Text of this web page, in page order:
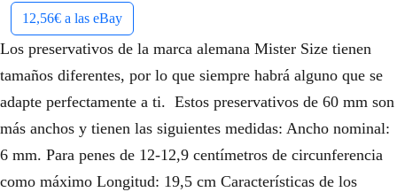
12,56€ a las eBay
Los preservativos de la marca alemana Mister Size tienen
tamaños diferentes, por lo que siempre habrá alguno que se
adapte perfectamente a ti. Estos preservativos de 60 mm son
más anchos y tienen las siguientes medidas: Ancho nominal:
6 mm. Para penes de 12-12,9 centímetros de circunferencia
como máximo Longitud: 19,5 cm Características de los